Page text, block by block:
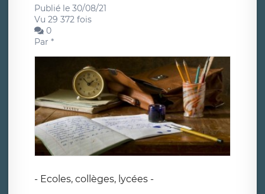
Publié le 30/08/21
Vu 29 372 fois
0
Par *
- Ecoles, collèges, lycées -